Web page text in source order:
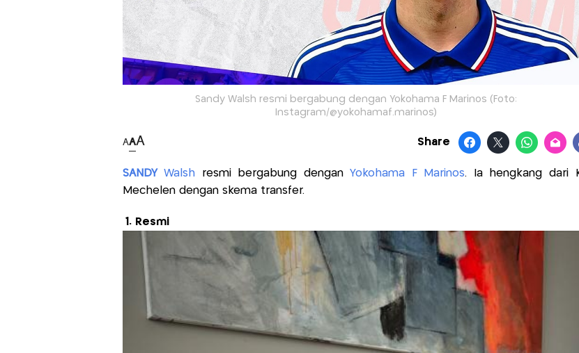
Sandy Walsh resmi bergabung dengan Yokohama F Marinos (Foto:
Instagram/@yokohamaf.marinos)
AAA Share
SANDYWalsh resmi bergabung denganYokohama F Marinos. Ia hengkang dari
Mechelen dengan skema transfer.
1. Resmi